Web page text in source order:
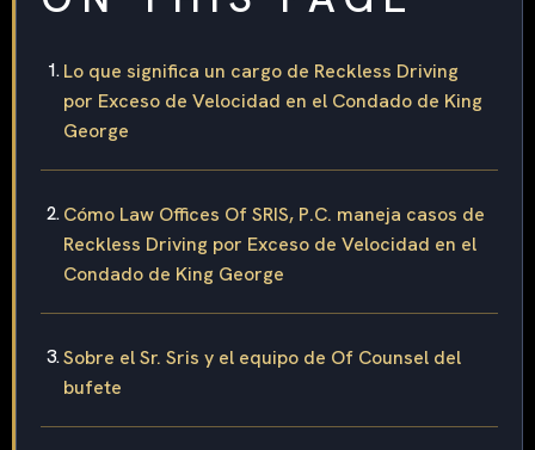
Lo que significa un cargo de Reckless Driving
por Exceso de Velocidad en el Condado de King
George
Cómo Law Offices Of SRIS, P.C. maneja casos de
Reckless Driving por Exceso de Velocidad en el
Condado de King George
Sobre el Sr. Sris y el equipo de Of Counsel del
bufete